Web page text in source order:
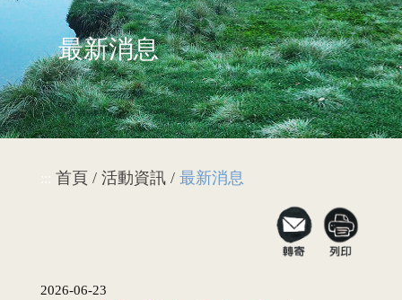
最新消息
首頁 / 活動資訊 / 最新消息
2026-06-23